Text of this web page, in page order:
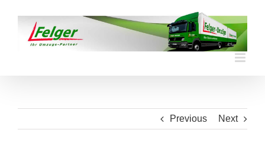
content
Previous Next